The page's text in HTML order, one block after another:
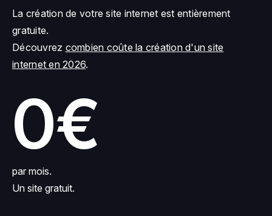
La création de votre site internet est entièrement
gratuite.
Découvrez combien coûte la création d'un site
internet en 2026.
0€
par mois.
Un site gratuit.